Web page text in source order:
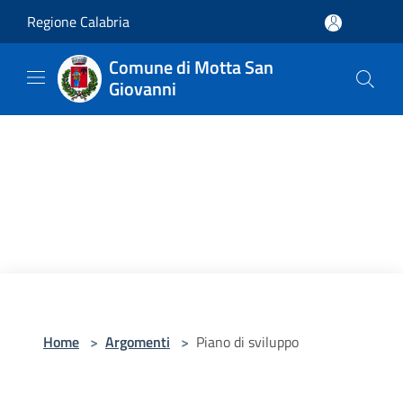
Regione Calabria
Comune di Motta San
Giovanni
Home > Argomenti > Piano di sviluppo